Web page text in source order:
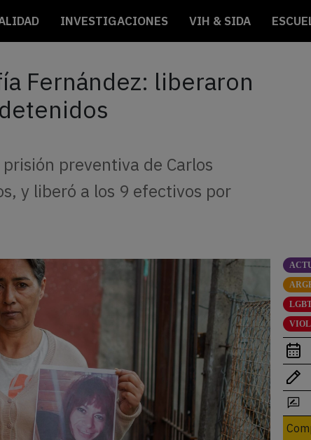
INVESTIGACIONES VIH & SIDA
Fernández: liberaron
preventiva de Carlos
y liberó a los 9 efectivos por